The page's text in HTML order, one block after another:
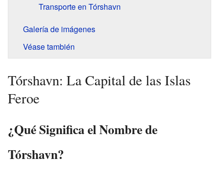
Transporte en Tórshavn
Galería de imágenes
Véase también
Tórshavn: La Capital de las Islas
Feroe
¿Qué Significa el Nombre de
Tórshavn?